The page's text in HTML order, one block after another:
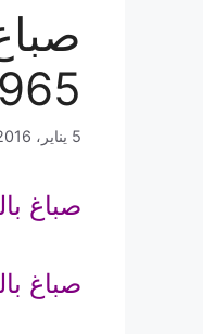
5 يناير، 2016
صباغ
صباغ